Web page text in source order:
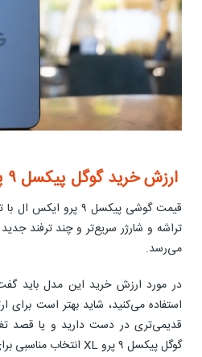
ارزش خرید گوگل پیکسل ۹ پرو XL
قیمت گوشی پیکسل ۹
تراشه و شارژر سریع‌تر و چند ترفند
می‌رسد.
در مورد ارزش خرید این مدل باید
استفاده می‌کنید، شاید بهتر است برای
قدیمی‌تری در دست دارید و یا قصد
گوگل پیکسل ۹ پرو XL انتخاب مناسبی برای شما خواهد بود.